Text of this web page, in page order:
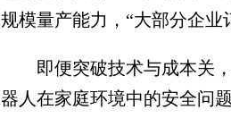
规模量产能力，“大部分企
即便突破技术与成本关，
器人在家庭环境中的安全问